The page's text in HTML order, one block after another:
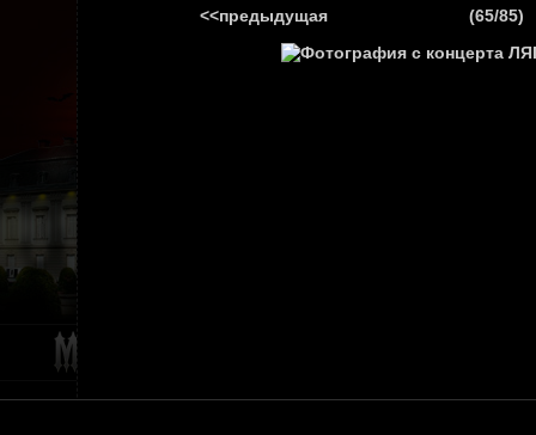
<<предыдущая (65/85)